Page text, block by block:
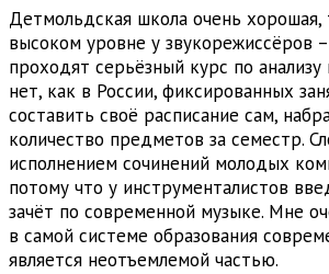
Детмольдская школа очень
высоком уровне у звукорежиссёров
проходят серьёзный курс по анализу
нет, как в России, фиксированных
составить своё расписание сам,
количество предметов за семестр.
исполнением сочинений молодых
потому что у инструменталистов
зачёт по современной музыке. Мне
в самой системе образования
является неотъемлемой частью.